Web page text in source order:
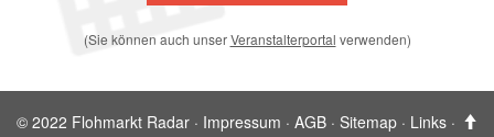
(Sie können auch unserVeranstalterportal verwenden)
© 2022 Flohmarkt Radar · Impressum · AGB · Sitemap · Links ·